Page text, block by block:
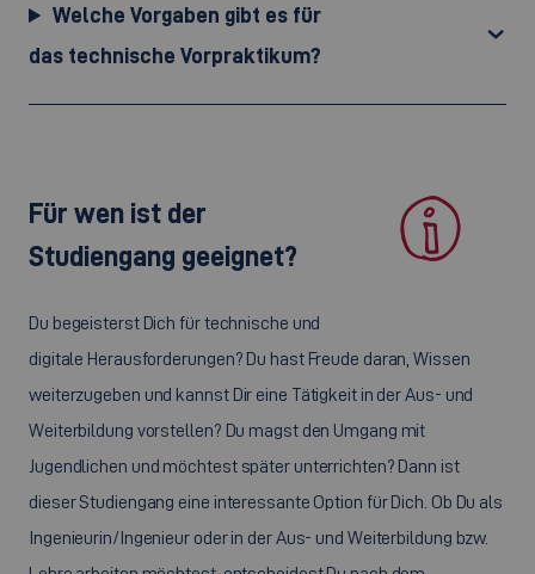
Welche Vorgaben gibt es für
das technische Vorpraktikum?
Für wen ist der
Studiengang geeignet?
Du begeisterst Dich für technische und
digitale Herausforderungen? Du hast Freude daran, Wissen
weiterzugeben und kannst Dir eine Tätigkeit in der Aus- und
Weiterbildung vorstellen? Du magst den Umgang mit
Jugendlichen und möchtest später unterrichten? Dann ist
dieser Studiengang eine interessante Option für Dich. Ob Du als
Ingenieurin/Ingenieur oder in der Aus- und Weiterbildung bzw.